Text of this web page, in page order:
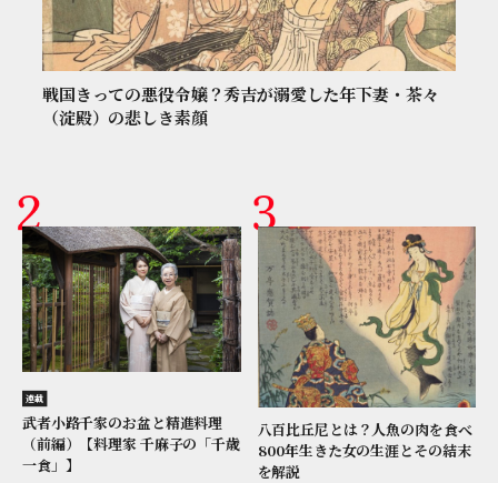
戦国きっての悪役令嬢？秀吉が溺愛した年下妻・茶々
（淀殿）の悲しき素顔
連載
武者小路千家のお盆と精進料理
（前編）【料理家 千麻子の「千歳
一食」】
八百比丘尼とは？人魚の肉を食べ
800年生きた女の生涯とその結末
を解説